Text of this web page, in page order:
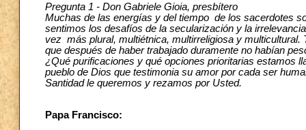
Pregunta 1 - Don Gabriele Gioia, presbítero
Muchas de las energías y del tiempo de los sacerdotes
sentimos los desafíos de la secularización y la
vez más plural, multiétnica, multirreligiosa y
que después de haber trabajado duramente no habían
¿Qué purificaciones y qué opciones prioritarias estamos
pueblo de Dios que testimonia su amor por cada ser
Santidad le queremos y rezamos por Usted.
Papa Francisco: